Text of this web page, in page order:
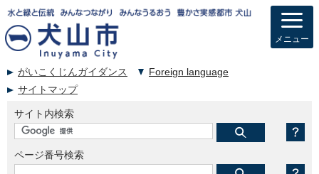
がいこくじんガイダンス
Foreign language
サイトマップ
サイト内検索
ページ番号検索
メニュー